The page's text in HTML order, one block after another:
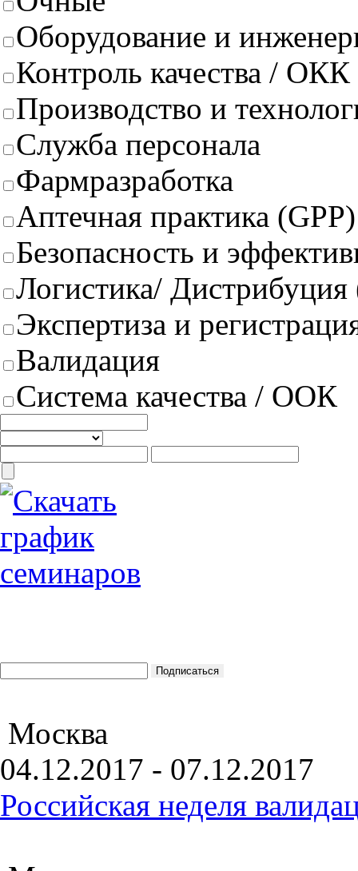
Оборудование и
Контроль качества / ОКК
Производство и
Служба персонала
Фармразработка
Аптечная практика (GPP)
Безопасность и
Логистика/
Экспертиза и
Валидация
Система качества / ООК
Москва
04.12.2017 - 07.12.2017
Российская неделя